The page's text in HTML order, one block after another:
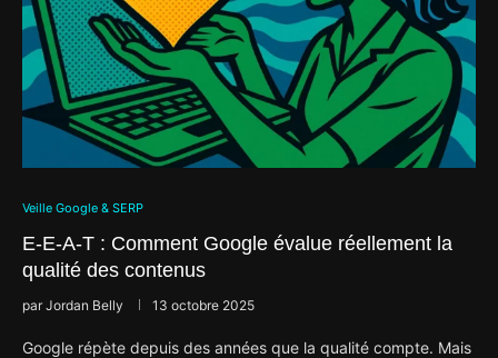
Veille Google & SERP
E-E-A-T : Comment Google évalue réellement la
qualité des contenus
parJordan Belly 13 octobre 2025
Google répète depuis des années que la qualité compte. Mais